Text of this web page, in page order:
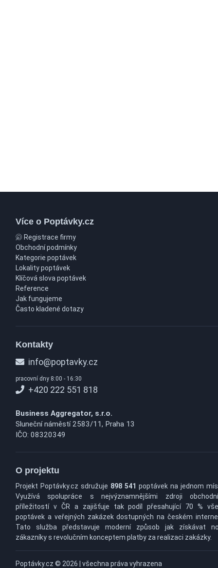
Více o Poptávky.cz
Registrace firmy
Obchodní podmínky
Kategorie poptávek
Lokality poptávek
Klíčová slova poptávek
Reference
Jak fungujeme
Často kladené dotazy
Kontakty
info@poptavky.cz
pracovní dny 8:00 - 16:30
+420 222 551 818
Business Aggregator, s.r.o.
Sluneční náměstí 2583/11, Praha 13
IČO: 08320349
O projektu
Projekt Poptávky.cz sdružuje 898 541 poptávek na jednom
Využívá spolupráce s nejvýznamnějšími zdroji
příležitostí v ČR a zajišťuje tak podíl přesahující 70 %
poptávek a veřejných zakázek dostupných na českém
Tato služba představuje moderní způsob jak získávat
zákazníky s revolučním konceptem platby za realizaci zakázky.
Poptávky.cz © 2026 | všechna práva vyhrazena